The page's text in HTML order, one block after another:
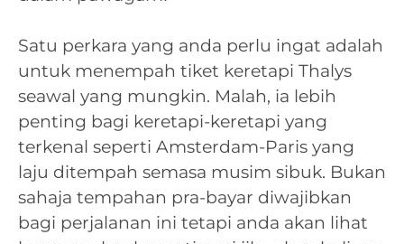
Satu perkara yang anda perlu ingat adalah
untuk menempah tiket keretapi Thalys
seawal yang mungkin. Malah, ia lebih
penting bagi keretapi-keretapi yang
terkenal seperti Amsterdam-Paris yang
laju ditempah semasa musim sibuk. Bukan
sahaja tempahan pra-bayar diwajibkan
bagi perjalanan ini tetapi anda akan lihat